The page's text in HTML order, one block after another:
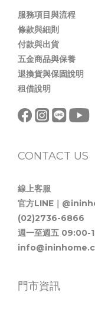
服務項目與流程
條款與細則
付款與出貨
五金商品與保養
退換貨與保固說明
租借說明
CONTACT US
線上客服
官方LINE｜
(02)2736-6866
週一至週五 09:00-
門市資訊